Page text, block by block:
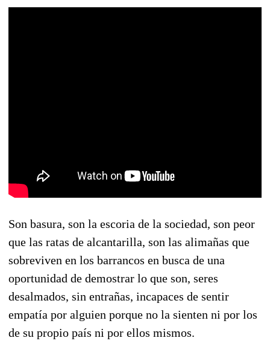
Son basura, son la escoria de la sociedad, son peor
que las ratas de alcantarilla, son las alimañas que
sobreviven en los barrancos en busca de una
oportunidad de demostrar lo que son, seres
desalmados, sin entrañas, incapaces de sentir
empatía por alguien porque no la sienten ni por los
de su propio país ni por ellos mismos.